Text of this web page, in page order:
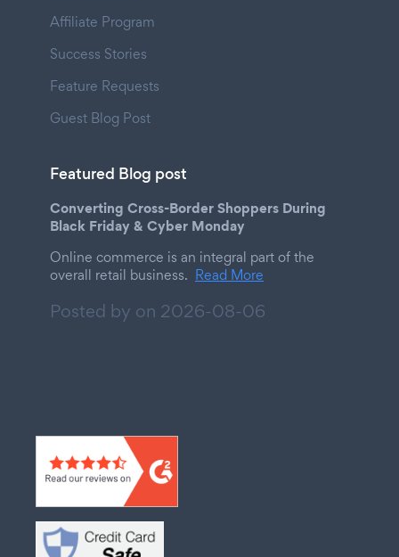
Affiliate Program
Success Stories
Feature Requests
Guest Blog Post
Featured Blog post
Converting Cross-Border Shoppers During
Black Friday & Cyber Monday
Online commerce is an integral part of the
overall retail business. Read More
Posted by on 2026-08-06